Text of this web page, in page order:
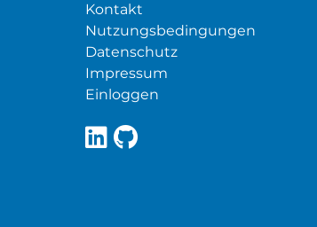
Kontakt
Nutzungsbedingungen
Datenschutz
Impressum
Einloggen